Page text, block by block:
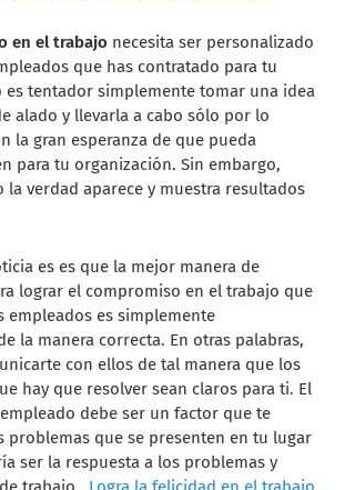
en el trabajo necesita ser personalizado
que has contratado para tu
es tentador simplemente tomar una idea
alado y llevarla a cabo sólo por lo
la gran esperanza de que pueda
para tu organización. Sin embargo,
la verdad aparece y muestra resultados
es es que la mejor manera de
lograr el compromiso en el trabajo que
empleados es simplemente
la manera correcta. En otras palabras,
con ellos de tal manera que los
hay que resolver sean claros para ti. El
debe ser un factor que te
problemas que se presenten en tu lugar
ser la respuesta a los problemas y